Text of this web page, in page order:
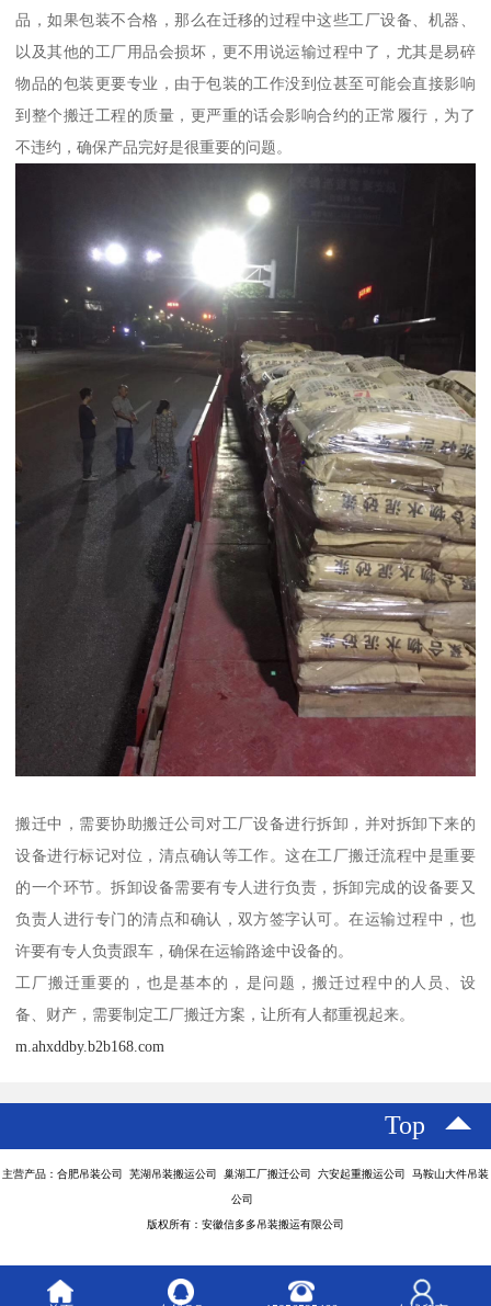
品，如果包装不合格，那么在迁移的过程中这些工厂设备、机器、
以及其他的工厂用品会损坏，更不用说运输过程中了，尤其是易碎
物品的包装更要专业，由于包装的工作没到位甚至可能会直接影响
到整个搬迁工程的质量，更严重的话会影响合约的正常履行，为了
不违约，确保产品完好是很重要的问题。
搬迁中，需要协助搬迁公司对工厂设备进行拆卸，并对拆卸下来的
设备进行标记对位，清点确认等工作。这在工厂搬迁流程中是重要
的一个环节。拆卸设备需要有专人进行负责，拆卸完成的设备要又
负责人进行专门的清点和确认，双方签字认可。在运输过程中，也
许要有专人负责跟车，确保在运输路途中设备的。
工厂搬迁重要的，也是基本的，是问题，搬迁过程中的人员、设
备、财产，需要制定工厂搬迁方案，让所有人都重视起来。
m.ahxddby.b2b168.com
Top
主营产品：合肥吊装公司 芜湖吊装搬运公司 巢湖工厂搬迁公司 六安起重搬运公司 马鞍山大件吊装
公司
版权所有：安徽信多多吊装搬运有限公司